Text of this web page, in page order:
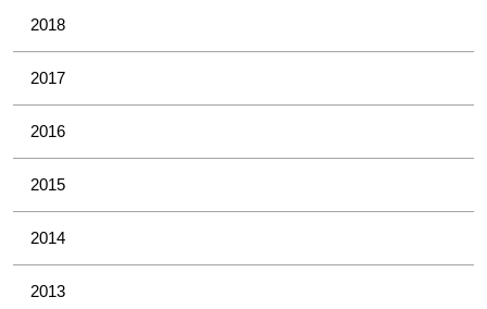
2018
2017
2016
2015
2014
2013